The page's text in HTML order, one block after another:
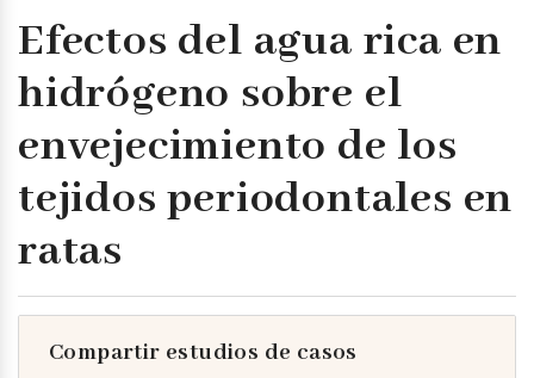
Efectos del agua rica en
hidrógeno sobre el
envejecimiento de los
tejidos periodontales en
ratas
Compartir estudios de casos